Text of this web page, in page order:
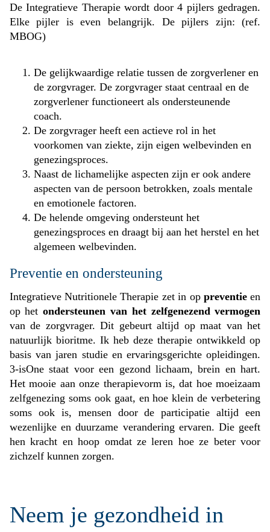
De Integratieve Therapie wordt door 4 pijlers gedragen.
Elke pijler is even belangrijk. De pijlers zijn: (ref.
MBOG)
De gelijkwaardige relatie tussen de zorgverlener en
de zorgvrager. De zorgvrager staat centraal en de
zorgverlener functioneert als ondersteunende
coach.
De zorgvrager heeft een actieve rol in het
voorkomen van ziekte, zijn eigen welbevinden en
genezingsproces.
Naast de lichamelijke aspecten zijn er ook andere
aspecten van de persoon betrokken, zoals mentale
en emotionele factoren.
De helende omgeving ondersteunt het
genezingsproces en draagt bij aan het herstel en het
algemeen welbevinden.
Preventie en ondersteuning
Integratieve Nutritionele Therapie zet in op preventieen
op hetondersteunen van het zelfgenezend vermogen
van de zorgvrager. Dit gebeurt altijd op maat van het
natuurlijk bioritme. Ik heb deze therapie ontwikkeld op
basis van jaren studie en ervaringsgerichte opleidingen.
3-isOne staat voor een gezond lichaam, brein en hart.
Het mooie aan onze therapievorm is, dat hoe moeizaam
zelfgenezing soms ook gaat, en hoe klein de verbetering
soms ook is, mensen door de participatie altijd een
wezenlijke en duurzame verandering ervaren. Die geeft
hen kracht en hoop omdat ze leren hoe ze beter voor
zichzelf kunnen zorgen.
Neem je gezondheid in